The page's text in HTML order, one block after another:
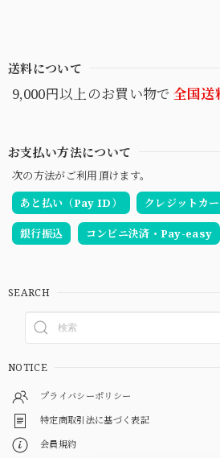
送料について
9,000円以上のお買い物で 全国送
お支払い方法について
次の方法がご利用頂けます。
あと払い（Pay ID）
クレジットカ
銀行振込 コンビニ決済・Pay-easy
SEARCH
NOTICE
プライバシーポリシー
特定商取引法に基づく表記
会員規約